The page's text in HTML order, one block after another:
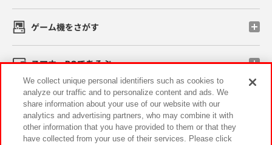
ゲーム機をさがす
スマホ・PCであそぶ
イベント・キャンペーン
We collect unique personal identifiers such as cookies to
analyze our traffic and to personalize content and ads. We
share information about your use of our website with our
analytics and advertising partners, who may combine it with
other information that you have provided to them or that they
have collected from your use of their services. Please click